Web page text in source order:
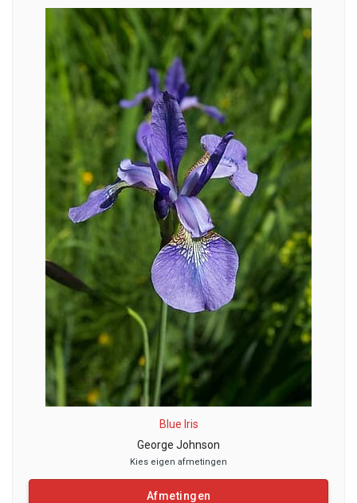
Blue Iris
George Johnson
Kies eigen afmetingen
Afmetingen